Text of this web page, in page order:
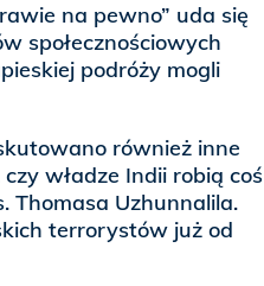
na pewno” uda się
społecznościowych
podróży mogli
również inne
władze Indii robią coś
Thomasa Uzhunnalila.
terrorystów już od